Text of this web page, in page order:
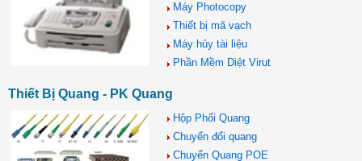
Máy Photocopy
Thiết bị mã vạch
Máy hủy tài liệu
Phần Mềm Diệt Virut
Thiết Bị Quang - PK Quang
Hộp Phối Quang
Chuyển đổi quang
Chuyển Quang POE